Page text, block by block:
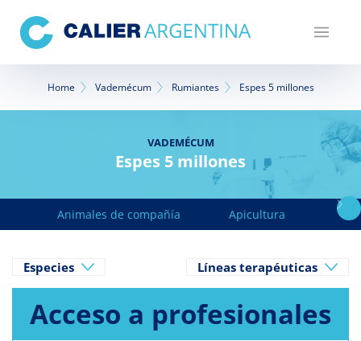
contenido
principal
Sobrescribir
enlaces
a
la
navegación
Home Vademécum Rumiantes Espes 5 millones
VADEMÉCUM
Espes 5 millones
Animales de compañía Apicultura
Especies Líneas terapéuticas
Acceso a profesionales